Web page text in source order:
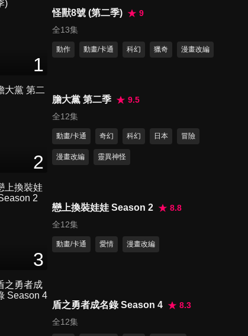
第70集 GO！！
24分鐘
24分鐘
第74集 盧米利昂
第75集 看不見的希望
1
怪獸8號 (第二季)
9
全13集
動作 動畫/卡通 科幻 獵奇 漫畫改編
2
膽大黨 第二季
9.5
全12集
動畫/卡通 奇幻 科幻 日本 冒險
漫畫改編 靈異神怪
3
戀上換裝娃娃 Season 2
8.8
全12集
動畫/卡通 愛情 漫畫改編
盾之勇者成名錄 Season 4
8.3
全12集